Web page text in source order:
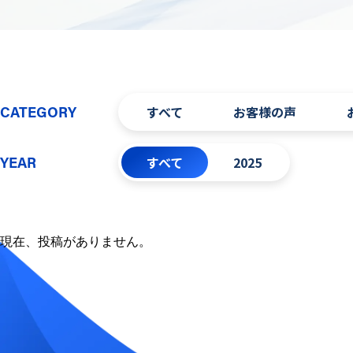
CATEGORY すべて お客様の声
YEAR すべて 2025
現在、投稿がありません。